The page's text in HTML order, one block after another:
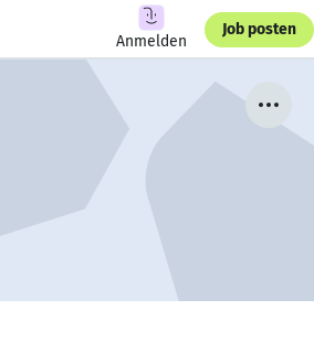
Anmelden
Job posten